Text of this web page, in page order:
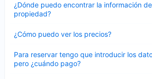
¿Dónde puedo encontrar la información
propiedad?
cerrado
¿Cómo puedo ver los precios?
cerrado
Para reservar tengo que introducir los
pero ¿cuándo pago?
cerrado